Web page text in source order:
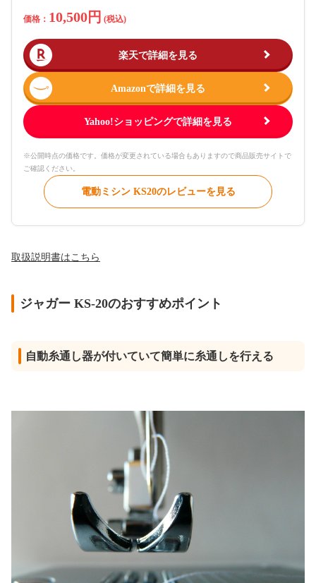
価格： 10,500円 (税込)
楽天で詳細を見る
Amazonで詳細を見る
Yahoo!ショッピングで詳細を見る
※公開時点の価格です。価格が変更されている場合もありますので商品販売サイトで
ご確認ください。
電動ミシン KS20のレビューを見る
取扱説明書はこちら
ジャガー KS-20のおすすめポイント
自動糸通し器が付いていて簡単に糸通しを行える